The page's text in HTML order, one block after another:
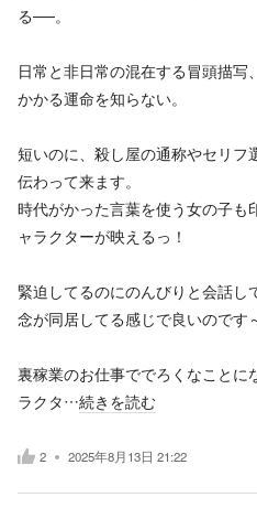
る──。
日常と非日常の混在する冒頭描写
かかる運命を知らない。
短いのに、殺し屋の通称やセリフ
伝わって来ます。
時代がかった言葉を使う女の子も
ャラクターが映えるっ！
緊迫してるのにのんびりと会話し
念が同居してる感じで良いのです～
裏稼業のお仕事ででろくなことに
ラクタ…続きを読む
2 2025年8月13日 21:22